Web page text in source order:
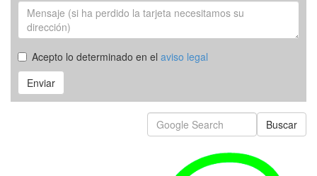
Acepto lo determinado en el aviso legal
Enviar
Buscar